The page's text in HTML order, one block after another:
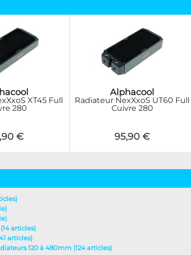
XT45 Full
280
€
Alphacool
Radiateur NexXxoS UT60 Full
Cuivre 280
95,90 €
articles)
articles)
120 à 480mm (124 articles)